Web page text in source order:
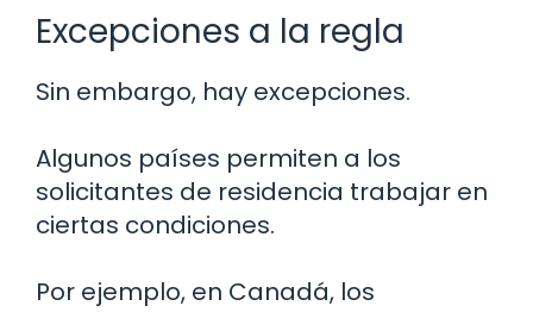
Excepciones a la regla
Sin embargo, hay excepciones.
Algunos países permiten a los
solicitantes de residencia trabajar en
ciertas condiciones.
Por ejemplo, en Canadá, los